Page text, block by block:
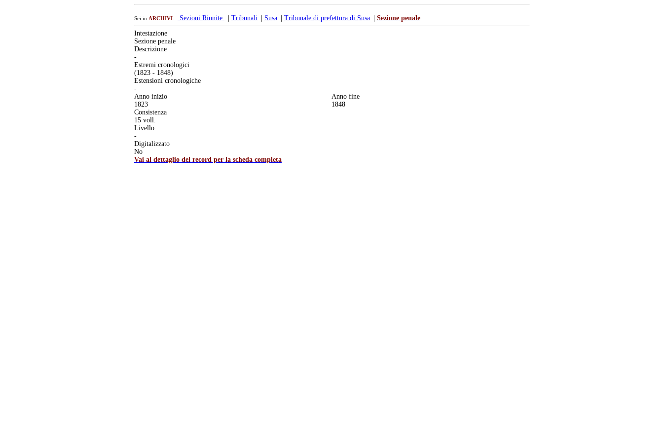
Sei in ARCHIVI: Sezioni Riunite Tribunali Susa Tribunale di prefettura di Susa Sezione penale
Intestazione
Sezione penale
Descrizione
-
Estremi cronologici
(1823 - 1848)
Estensioni cronologiche
-
Anno inizio
1823
Anno fine
1848
Consistenza
15 voll.
Livello
-
Digitalizzato
No
Vai al dettaglio del record per la scheda completa